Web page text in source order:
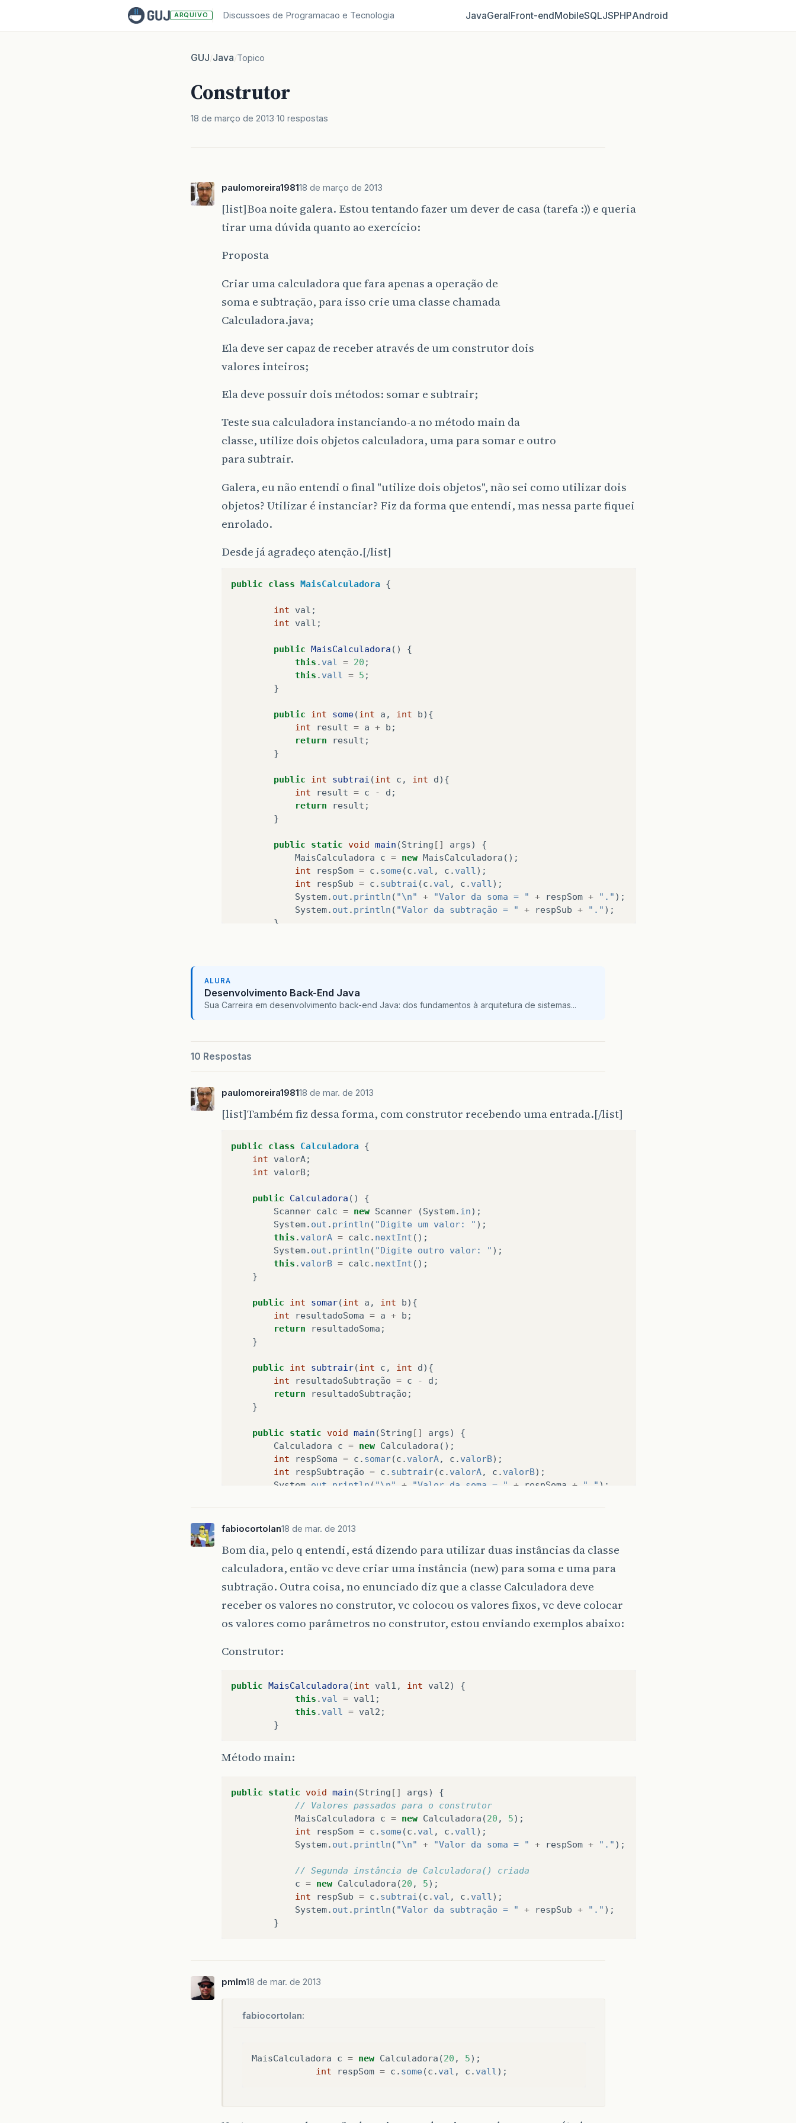
ARQUIVO Discussoes de Programacao e Tecnologia JavaGeralFront‑endMobileSQLJSPHPAndroid
GUJ/Java/Topico
Construtor
18 de março de 2013 10 respostas
paulomoreira198118 de março de 2013
[list]Boa noite galera. Estou tentando fazer um dever de casa (tarefa :)) e queria
tirar uma dúvida quanto ao exercício:
Proposta
Criar uma calculadora que fara apenas a operação de
soma e subtração, para isso crie uma classe chamada
Calculadora.java;
Ela deve ser capaz de receber através de um construtor dois
valores inteiros;
Ela deve possuir dois métodos: somar e subtrair;
Teste sua calculadora instanciando-a no método main da
classe, utilize dois objetos calculadora, uma para somar e outro
para subtrair.
Galera, eu não entendi o final "utilize dois objetos", não sei como utilizar dois
objetos? Utilizar é instanciar? Fiz da forma que entendi, mas nessa parte fiquei
enrolado.
Desde já agradeço atenção.[/list]
public class MaisCalculadora {
int val ;
int
vall ;
public MaisCalculadora ()
{
this . val = 20 ;
this . vall = 5 ;
}
public int some(int a , int b){
int
result = a + b ;
return
result ;
}
public int subtrai (int c , int d){
int
result = c - d ;
return
result ;
}
public static void main (String [] args)
{
MaisCalculadora
c = new MaisCalculadora ();
int
respSom = c . some(c . val , c . vall );
int
respSub = c . subtrai (c . val , c . vall );
System. out . println ( "\n" + "Valor da soma = " + respSom + "." );
System. out . println ( "Valor da subtração = " + respSub + "." );
}
ALURA
Desenvolvimento Back-End Java
Sua Carreira em desenvolvimento back-end Java: dos fundamentos à arquitetura de sistemas...
10 Respostas
paulomoreira198118 de mar. de 2013
[list]Também fiz dessa forma, com construtor recebendo uma entrada.[/list]
public class Calculadora {
int
valorA;
int
valorB;
public Calculadora ()
{
Scanner calc = new Scanner (System. in);
System. out . println ( "Digite um valor: " );
this . valorA = calc . nextInt ();
System. out . println ( "Digite outro valor: " );
this . valorB = calc . nextInt ();
}
public int somar(int a , int b){
int
resultadoSoma = a + b ;
return
resultadoSoma ;
}
public int subtrair(int c , int d){
int
resultadoSubtração = c - d ;
return
resultadoSubtração ;
}
public static void main (String [] args)
{
Calculadora
c = new Calculadora ();
int
respSoma = c . somar(c . valorA, c . valorB);
int
respSubtração = c . subtrair(c . valorA, c . valorB);
System out println ( "\n" + "Valor da soma = " + respSoma + "." );
fabiocortolan18 de mar. de 2013
Bom dia, pelo q entendi, está dizendo para utilizar duas instâncias da classe
calculadora, então vc deve criar uma instância (new) para soma e uma para
subtração. Outra coisa, no enunciado diz que a classe Calculadora deve
receber os valores no construtor, vc colocou os valores fixos, vc deve colocar
os valores como parâmetros no construtor, estou enviando exemplos abaixo:
Construtor:
public MaisCalculadora (int val1 , int val2)
{
this . val = val1 ;
this . vall = val2 ;
}
Método main:
public static void main (String [] args)
{
// Valores passados para o construtor
MaisCalculadora
c = new Calculadora (20 , 5);
int
respSom = c . some(c . val , c . vall );
System. out . println ( "\n" + "Valor da soma = " + respSom + "." );
// Segunda instância de Calculadora() criada
c = new Calculadora (20 , 5);
int
respSub = c . subtrai (c . val , c . vall );
System. out . println ( "Valor da subtração = " + respSub + "." );
}
pmlm18 de mar. de 2013
fabiocortolan:
MaisCalculadora c = new Calculadora (20 , 5);
int
respSom = c . some(c . val , c . vall );